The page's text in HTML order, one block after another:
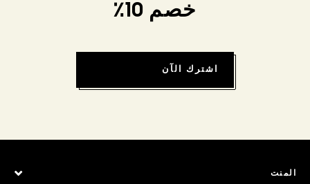
خصم 10٪
اشترك الآن
المنت